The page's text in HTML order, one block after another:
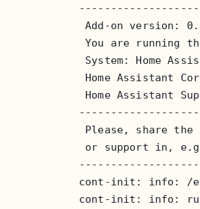
Add-on version:
You are running
System: Home
Home Assistant
Home Assistant
Please, share the
or support in,
cont-init: info: /
cont-init: info: